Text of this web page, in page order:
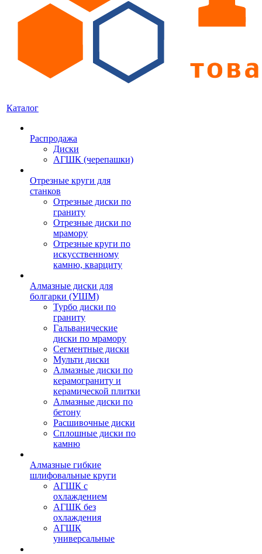
Каталог
Распродажа
Диски
АГШК (черепашки)
Отрезные круги для
станков
Отрезные диски по
граниту
Отрезные диски по
мрамору
Отрезные круги по
искусственному
камню, кварциту
Алмазные диски для
болгарки (УШМ)
Турбо диски по
граниту
Гальванические
диски по мрамору
Сегментные диски
Мульти диски
Алмазные диски по
керамограниту и
керамической плитки
Алмазные диски по
бетону
Расшивочные диски
Сплошные диски по
камню
Алмазные гибкие
шлифовальные круги
АГШК с
охлаждением
АГШК без
охлаждения
АГШК
универсальные